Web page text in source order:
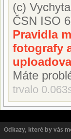
(c)
ČSN ISO
Pravidla
fotografy
Máte
trvalo
Odkazy, které by vás